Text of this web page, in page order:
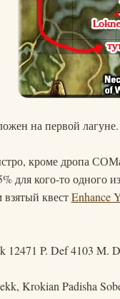
на первой лагуне.
кроме дропа
для кого-то одного
квестEnhance
12471 P. Def 4103 M.
Krokian Padisha